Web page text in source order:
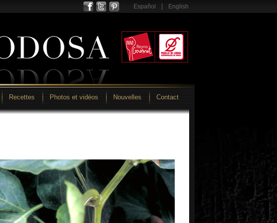
Español English
Recettes Photos et vidéos Nouvelles Contact